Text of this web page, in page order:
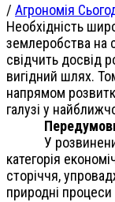
/ Агрономія
Необхідність
землеробства на
свідчить досвід
вигідний шлях.
напрямом
галузі у
У
категорія
сторіччя,
природні